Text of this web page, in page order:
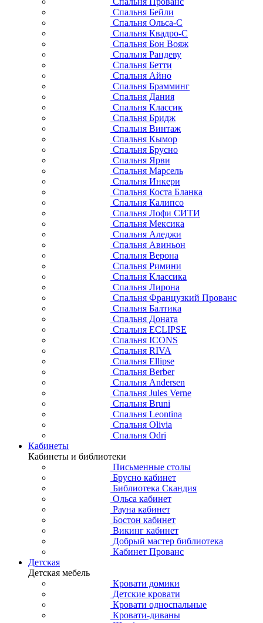
Спальня Бейли
Спальня Ольса-С
Спальня Квадро-С
Спальня Бон Вояж
Спальня Рандеву
Спальня Бетти
Спальня Айно
Спальня Брамминг
Спальня Дания
Спальня Классик
Спальня Бридж
Спальня Винтаж
Спальня Кымор
Спальня Брусно
Спальня Ярви
Спальня Марсель
Спальня Инкери
Спальня Коста Бланка
Спальня Калипсо
Спальня Лофи СИТИ
Спальня Мексика
Спальня Аледжи
Спальня Авиньон
Спальня Верона
Спальня Римини
Спальня Классика
Спальня Лирона
Спальня Французкий Прованс
Спальня Балтика
Спальня Доната
Спальня ECLIPSE
Спальня ICONS
Спальня RIVA
Спальня Ellipse
Спальня Berber
Спальня Andersen
Спальня Jules Verne
Спальня Bruni
Спальня Leontina
Спальня Olivia
Спальня Odri
Кабинеты
Кабинеты и библиотеки
Письменные столы
Брусно кабинет
Библиотека Скандия
Ольса кабинет
Рауна кабинет
Бостон кабинет
Викинг кабинет
Добрый мастер библиотека
Кабинет Прованс
Детская
Детская мебель
Кровати домики
Детские кровати
Кровати односпальные
Кровати-диваны